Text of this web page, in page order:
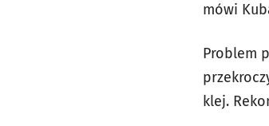
mówi
Problem
klej.